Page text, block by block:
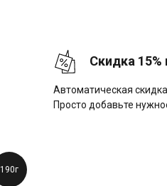
Скидка 15%
Автоматическая
Просто добавьте
190г